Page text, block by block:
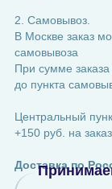
2. Самовывоз.
В Москве заказ
самовывоза
При сумме заказа
до пункта
Центральный
+150 руб. на
Доставка по